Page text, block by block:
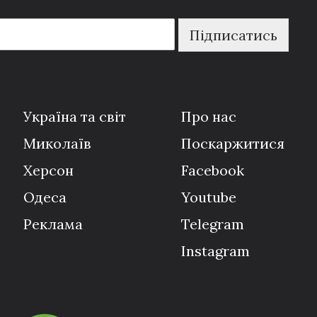
Підписатись
Україна та світ
Миколаїв
Херсон
Одеса
Реклама
Про нас
Поскаржитися
Facebook
Youtube
Telegram
Instagram